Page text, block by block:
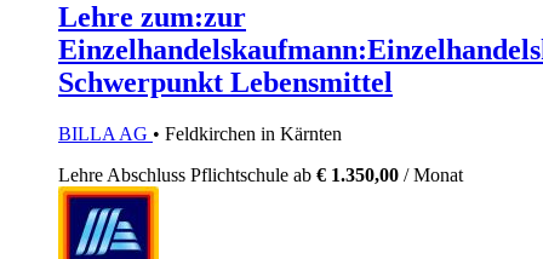
Lehre zum:zur
Schwerpunkt Lebensmittel
BILLA AG • Feldkirchen in Kärnten
Lehre Abschluss Pflichtschule ab € 1.350,00 / Monat